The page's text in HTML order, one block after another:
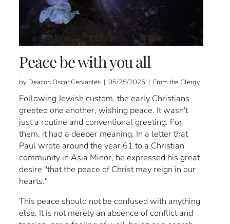
Peace be with you all
by Deacon Oscar Cervantes | 05/25/2025 | From the Clergy
Following Jewish custom, the early Christians
greeted one another, wishing peace. It wasn't
just a routine and conventional greeting. For
them, it had a deeper meaning. In a letter that
Paul wrote around the year 61 to a Christian
community in Asia Minor, he expressed his great
desire "that the peace of Christ may reign in our
hearts."
This peace should not be confused with anything
else. It is not merely an absence of conflict and